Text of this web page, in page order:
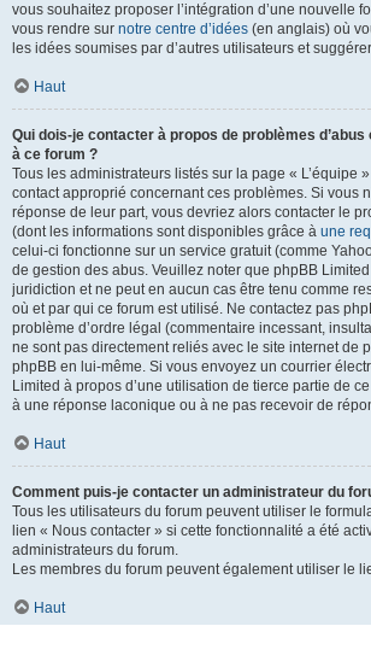
vous souhaitez proposer l’intégration d’une nouvelle
vous rendre sur notre centre d’idées (en anglais) où
les idées soumises par d’autres utilisateurs et
Haut
Qui dois-je contacter à propos de problèmes d’abus
à ce forum ?
Tous les administrateurs listés sur la page « L’équipe
contact approprié concernant ces problèmes. Si vous
réponse de leur part, vous devriez alors contacter le
(dont les informations sont disponibles grâce à une
celui-ci fonctionne sur un service gratuit (comme
de gestion des abus. Veuillez noter que phpBB
juridiction et ne peut en aucun cas être tenu comme
où et par qui ce forum est utilisé. Ne contactez pas
problème d’ordre légal (commentaire incessant,
ne sont pas directement reliés avec le site internet de
phpBB en lui-même. Si vous envoyez un courrier
Limited à propos d’une utilisation de tierce partie de
à une réponse laconique ou à ne pas recevoir de
Haut
Comment puis-je contacter un administrateur du
Tous les utilisateurs du forum peuvent utiliser le
lien « Nous contacter » si cette fonctionnalité a été
administrateurs du forum.
Les membres du forum peuvent également utiliser le
Haut